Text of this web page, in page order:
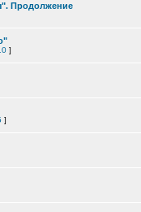
Продолжение
]
]